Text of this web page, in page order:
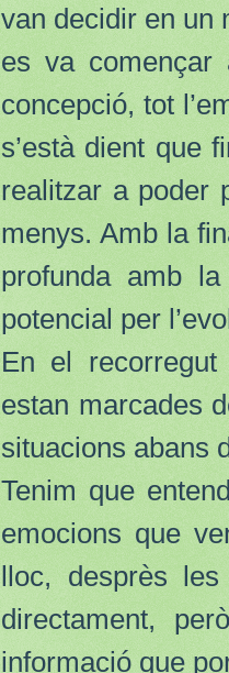
van decidir en un
es va
concepció, tot
s’està dient que
realitzar a poder
menys. Amb la
profunda amb
potencial per
En el
estan marcades
situacions abans
Tenim que
emocions que
lloc, desprès
directament,
informació que